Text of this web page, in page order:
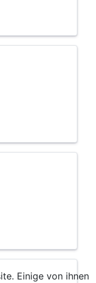
Einige von ihnen